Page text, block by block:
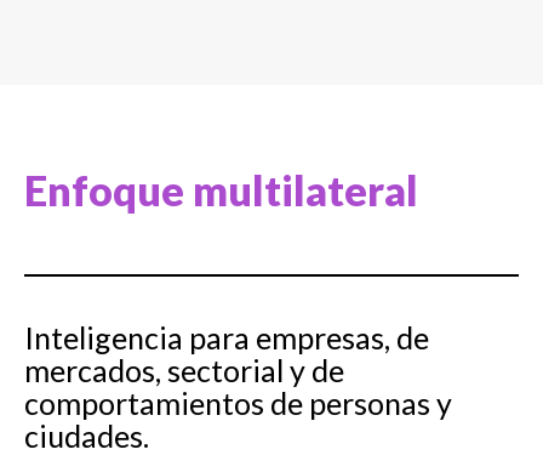
Enfoque multilateral
Inteligencia para empresas, de
mercados, sectorial y de
comportamientos de personas y
ciudades.